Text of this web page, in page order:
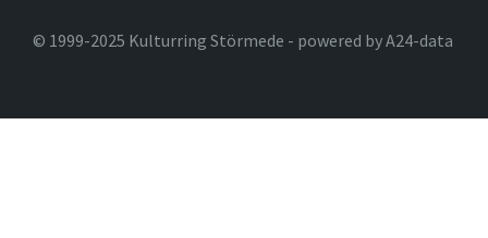
© 1999-2025 Kulturring Störmede - powered by A24-data